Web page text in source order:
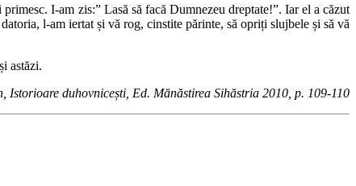
I-am zis:” Lasă să facă Dumnezeu dreptate!”. Iar el a căzut
l-am iertat și vă rog, cinstite părinte, să opriți slujbele și să vă
astăzi.
duhovnicești, Ed. Mănăstirea Sihăstria 2010, p. 109-110